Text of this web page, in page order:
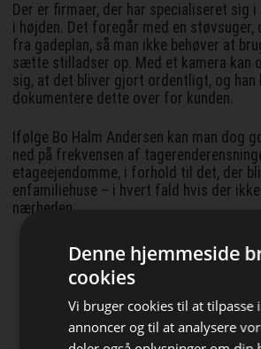
Der er firmaer, der har specialiseret sig
i højden. Det foregår med en støvsuger,
fra gadeplan, så man ikke behøver at
sætte stilladser op. Med et kamera kan
sig, at det bliver gjort ordentligt, og han
dokumentere dette over for kunden.
Ifølge Bo Halm Andersen kan man dog
ned på frekvensen af
etageejendomme, i forhold til det, der
enfamiliehuse – i hvert fald hvis der
nærheden.
Løsninger du kan bruge!
Døre og vinduer til
et tilbud
Denne hjemmeside
cookies
Vi bruger cookies til at tilpasse
annoncer og til at analysere